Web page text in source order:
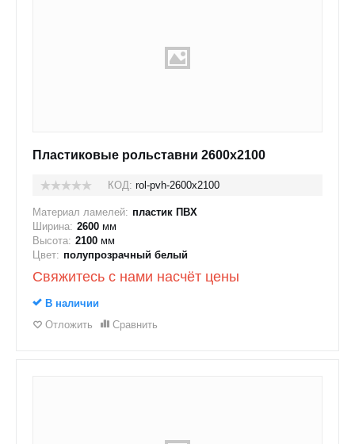
Пластиковые рольставни 2600x2100
КОД: rol-pvh-2600x2100
Материал ламелей: пластик ПВХ
Ширина: 2600 мм
Высота: 2100 мм
Цвет: полупрозрачный белый
Свяжитесь с нами насчёт цены
В наличии
Отложить
Сравнить